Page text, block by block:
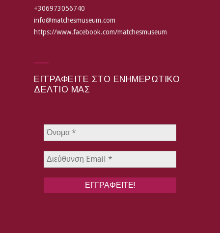
+306973056740
info@matchesmuseum.com
https://www.facebook.com/matchesmuseum
ΕΓΓΡΑΦΕΊΤΕ ΣΤΟ ΕΝΗΜΕΡΩΤΙΚΌ
ΔΕΛΤΊΟ ΜΑΣ